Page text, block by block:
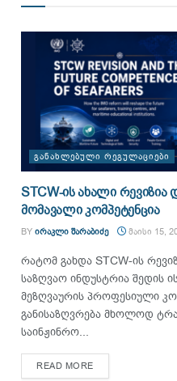
ᲒᲐᲜᲐᲮᲚᲔᲑᲣᲚᲘ ᲠᲔᲒᲣᲚᲐᲪᲘᲔᲑᲘ
STCW-ის ახალი რევიზია
მომავალი კომპეტენცია
BY ᲘᲠᲐᲙᲚᲘ ᲨᲐᲠᲐᲑᲘᲫᲔ ᲛᲐᲘᲡᲘ 15,
რატომ გახდა STCW-ის
საზღვაო ინდუსტრია შედის
მეზღვაურის პროფესიული
განისაზღვრება მხოლოდ
საინჟინრო...
READ MOREDETAILS